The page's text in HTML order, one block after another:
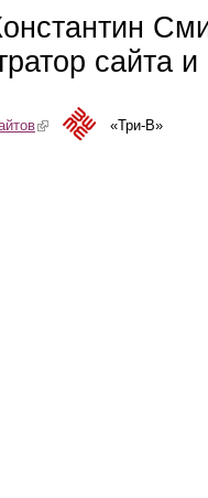
сайта
(link is external)«Три-В»